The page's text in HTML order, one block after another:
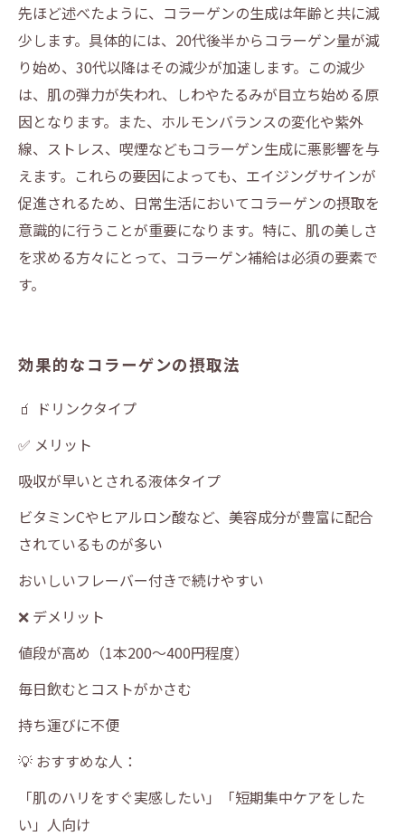
先ほど述べたように、コラーゲンの生成は年齢と共に減
少します。具体的には、20代後半からコラーゲン量が減
り始め、30代以降はその減少が加速します。この減少
は、肌の弾力が失われ、しわやたるみが目立ち始める原
因となります。また、ホルモンバランスの変化や紫外
線、ストレス、喫煙などもコラーゲン生成に悪影響を与
えます。これらの要因によっても、エイジングサインが
促進されるため、日常生活においてコラーゲンの摂取を
意識的に行うことが重要になります。特に、肌の美しさ
を求める方々にとって、コラーゲン補給は必須の要素で
す。
効果的なコラーゲンの摂取法
🧃 ドリンクタイプ
✅ メリット
吸収が早いとされる液体タイプ
ビタミンCやヒアルロン酸など、美容成分が豊富に配合
されているものが多い
おいしいフレーバー付きで続けやすい
❌ デメリット
値段が高め（1本200〜400円程度）
毎日飲むとコストがかさむ
持ち運びに不便
💡 おすすめな人：
「肌のハリをすぐ実感したい」「短期集中ケアをした
い」人向け